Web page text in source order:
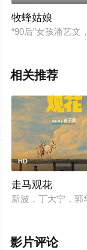
牧蜂姑娘
“90后”女孩潘艺
相关推荐
HD
走马观花
新波，丁大宁，郭
影片评论